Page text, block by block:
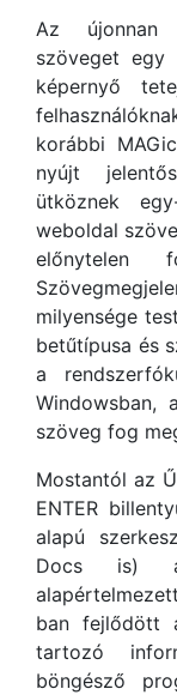
Az újonnan
szöveget egy
képernyő
korábbi
nyújt
ütköznek
weboldal
előnytelen
milyensége
betűtípusa és
a
Windowsban,
szöveg fog
Mostantól az
ENTER
alapú
Docs is)
ban fejlődött
tartozó
böngésző